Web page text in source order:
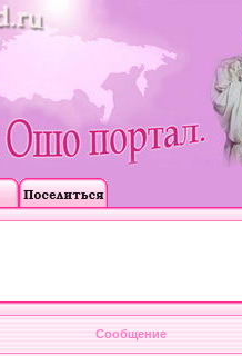
Сообщение